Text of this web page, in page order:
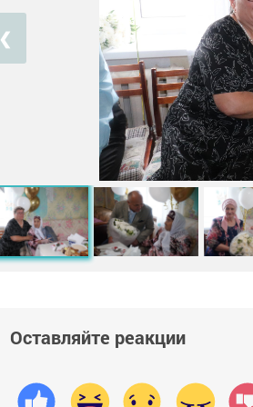
❮
Оставляйте реакции